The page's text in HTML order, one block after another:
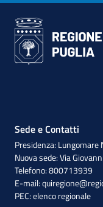
Sede e Contatti
Presidenza:
Nuova sede: Via
Telefono: 800713939
E-mail:
PEC:elenco regionale